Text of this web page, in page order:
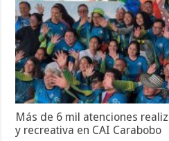
Más de 6 mil atenciones
y recreativa en CAI Carabobo